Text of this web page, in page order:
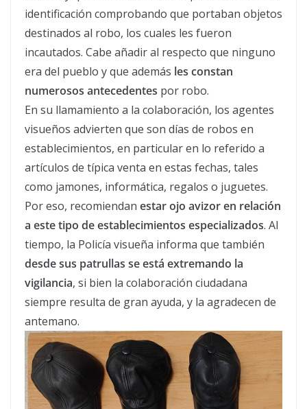
identificación comprobando que portaban objetos
destinados al robo, los cuales les fueron
incautados. Cabe añadir al respecto que ninguno
era del pueblo y que además les constan
numerosos antecedentes por robo.
En su llamamiento a la colaboración, los agentes
visueños advierten que son días de robos en
establecimientos, en particular en lo referido a
artículos de típica venta en estas fechas, tales
como jamones, informática, regalos o juguetes.
Por eso, recomiendan estar ojo avizor en relación
a este tipo de establecimientos especializados. Al
tiempo, la Policía visueña informa que también
desde sus patrullas se está extremando la
vigilancia, si bien la colaboración ciudadana
siempre resulta de gran ayuda, y la agradecen de
antemano.